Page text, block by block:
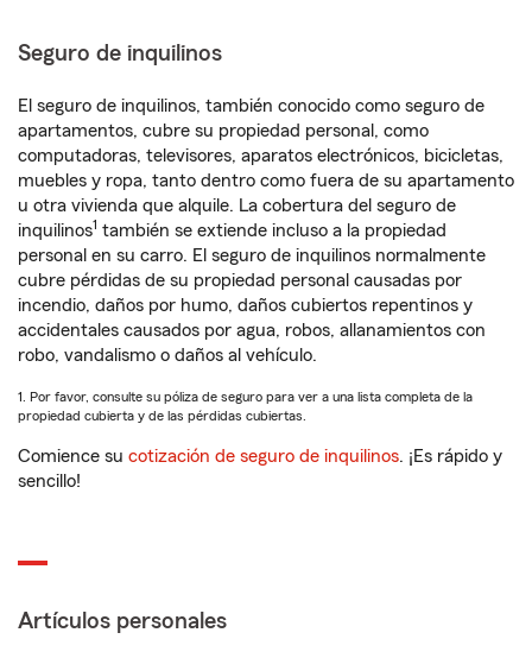
Seguro de inquilinos
El seguro de inquilinos, también conocido como seguro de
apartamentos, cubre su propiedad personal, como
computadoras, televisores, aparatos electrónicos, bicicletas,
muebles y ropa, tanto dentro como fuera de su apartamento
u otra vivienda que alquile. La cobertura del seguro de
inquilinos1 también se extiende incluso a la propiedad
personal en su carro. El seguro de inquilinos normalmente
cubre pérdidas de su propiedad personal causadas por
incendio, daños por humo, daños cubiertos repentinos y
accidentales causados por agua, robos, allanamientos con
robo, vandalismo o daños al vehículo.
1. Por favor, consulte su póliza de seguro para ver a una lista completa de la
propiedad cubierta y de las pérdidas cubiertas.
Comience su cotización de seguro de inquilinos. ¡Es rápido y
sencillo!
Artículos personales